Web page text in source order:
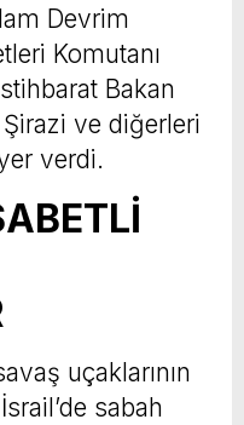
Devrim
Komutanı
Bakan
Şirazi ve diğerleri
verdi.
uçaklarının
sabah